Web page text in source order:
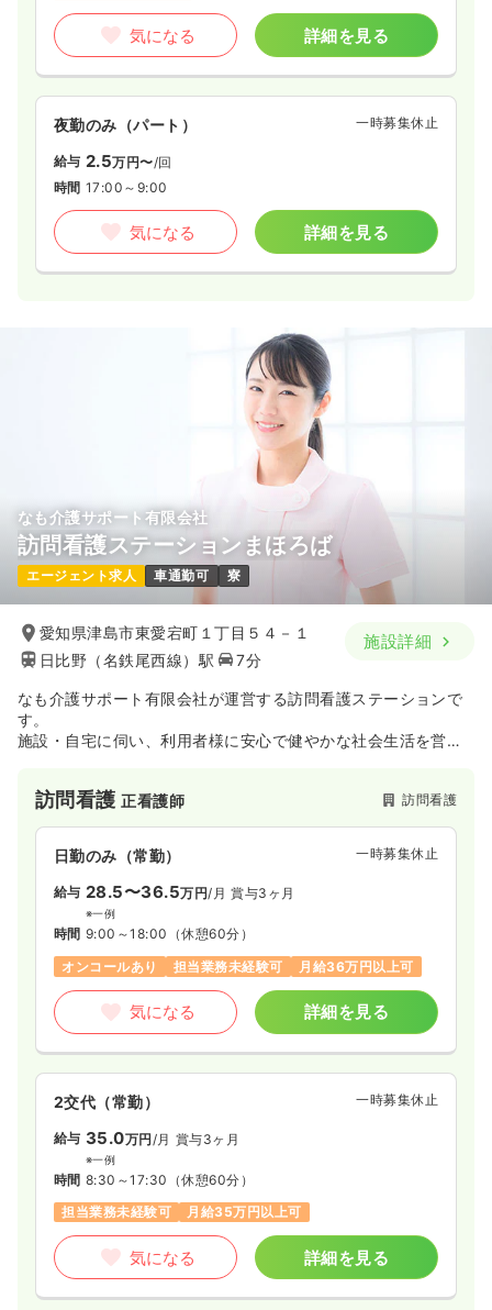
気になる 詳細を見る
夜勤のみ（パート） 一時募集休止
給与 2.5万円〜/回
時間 17:00～9:00
気になる 詳細を見る
なも介護サポート有限会社
訪問看護ステーションまほろば
エージェント求人 車通勤可 寮
愛知県津島市東愛宕町１丁目５４－１
日比野（名鉄尾西線）駅
7分
施設詳細
なも介護サポート有限会社が運営する訪問看護ステーションで
す。
施設・自宅に伺い、利用者様に安心で健やかな社会生活を営ん
訪問看護正看護師 訪問看護
日勤のみ（常勤） 一時募集休止
給与 28.5〜36.5万円/月 賞与3ヶ月
※一例
時間 9:00～18:00 （休憩60分）
オンコールあり
担当業務未経験可 月給36万円以上可
気になる 詳細を見る
2交代（常勤） 一時募集休止
給与 35.0万円 /月 賞与3ヶ月
※一例
時間 8:30～17:30 （休憩60分）
担当業務未経験可
月給35万円以上可
気になる 詳細を見る